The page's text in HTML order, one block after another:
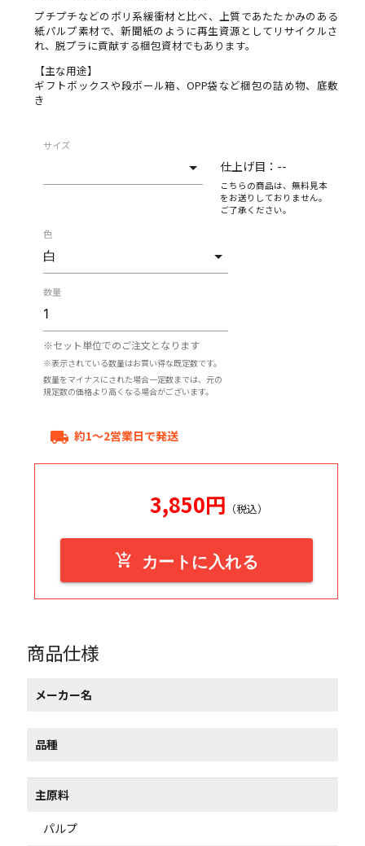
プチプチなどのポリ系緩衝材と比べ、上質であたたかみのある
紙パルプ素材で、新聞紙のように再生資源としてリサイクルさ
れ、脱プラに貢献する梱包資材でもあります。
【主な用途】
ギフトボックスや段ボール箱、OPP袋など梱包の詰め物、底敷
き
サイズ
仕上げ目： --
こちらの商品は、無料見本
をお送りしておりません。
ご了承ください。
色
数量
※セット単位でのご注文となります
※表示されている数量はお買い得な既定数です。
数量をマイナスにされた場合一定数までは、元の
規定数の価格より高くなる場合がございます。
local_shipping 約1～2営業日で発送
3,850円 （税込）
add_shopping_cart カートに入れる
商品仕様
メーカー名
品種
主原料
パルプ